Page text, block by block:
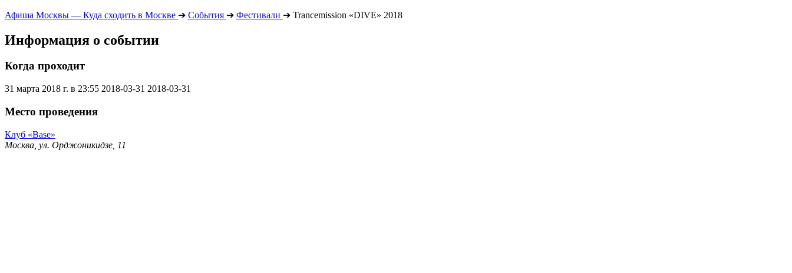
Афиша Москвы — Куда сходить в Москве ➔ События ➔ Фестивали ➔ Trancemission «DIVE» 2018
Информация о событии
Когда проходит
31 марта 2018 г. в 23:55 2018-03-31 2018-03-31
Место проведения
Клуб «Base»
Москва, ул. Орджоникидзе, 11